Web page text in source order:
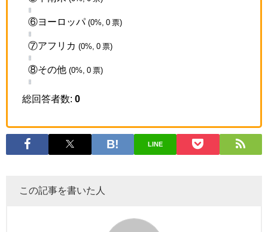
⑥ヨーロッパ (0%, 0 票)
⑦アフリカ (0%, 0 票)
⑧その他 (0%, 0 票)
総回答者数: 0
LINE
この記事を書いた人